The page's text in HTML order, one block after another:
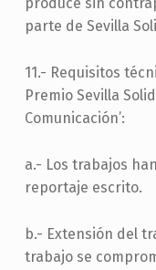
produce sin
parte de Sevilla
11.- Requisitos
Premio Sevilla
Comunicación’:
a.- Los trabajos
reportaje escrito.
b.- Extensión del
trabajo se